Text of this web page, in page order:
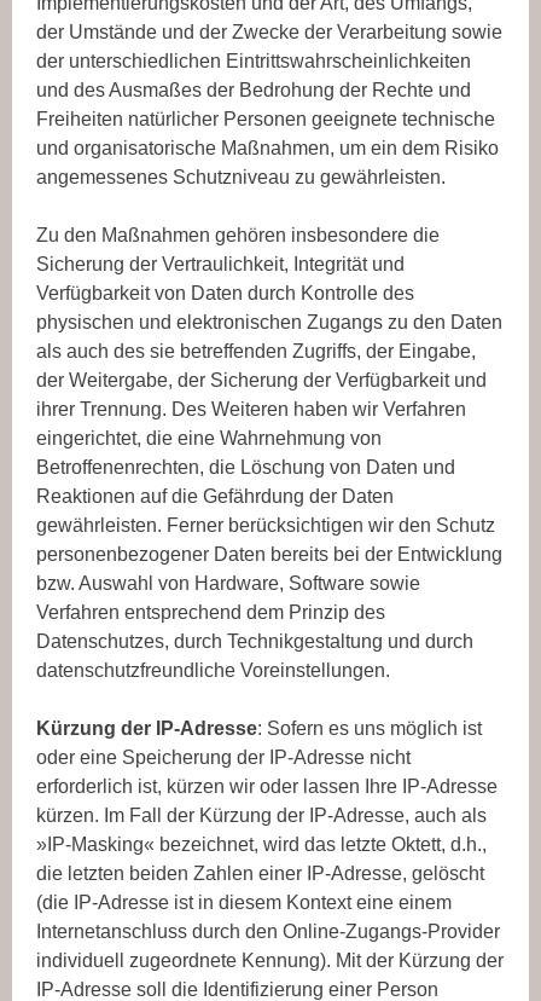
der Umstände und der Zwecke der Verarbeitung sowie
der unterschiedlichen Eintrittswahrscheinlichkeiten
und des Ausmaßes der Bedrohung der Rechte und
Freiheiten natürlicher Personen geeignete technische
und organisatorische Maßnahmen, um ein dem Risiko
angemessenes Schutzniveau zu gewährleisten.
Zu den Maßnahmen gehören insbesondere die
Sicherung der Vertraulichkeit, Integrität und
Verfügbarkeit von Daten durch Kontrolle des
physischen und elektronischen Zugangs zu den Daten
als auch des sie betreffenden Zugriffs, der Eingabe,
der Weitergabe, der Sicherung der Verfügbarkeit und
ihrer Trennung. Des Weiteren haben wir Verfahren
eingerichtet, die eine Wahrnehmung von
Betroffenenrechten, die Löschung von Daten und
Reaktionen auf die Gefährdung der Daten
gewährleisten. Ferner berücksichtigen wir den Schutz
personenbezogener Daten bereits bei der Entwicklung
bzw. Auswahl von Hardware, Software sowie
Verfahren entsprechend dem Prinzip des
Datenschutzes, durch Technikgestaltung und durch
datenschutzfreundliche Voreinstellungen.
Kürzung der IP-Adresse: Sofern es uns möglich ist
oder eine Speicherung der IP-Adresse nicht
erforderlich ist, kürzen wir oder lassen Ihre IP-Adresse
kürzen. Im Fall der Kürzung der IP-Adresse, auch als
»IP-Masking« bezeichnet, wird das letzte Oktett, d.h.,
die letzten beiden Zahlen einer IP-Adresse, gelöscht
(die IP-Adresse ist in diesem Kontext eine einem
Internetanschluss durch den Online-Zugangs-Provider
individuell zugeordnete Kennung). Mit der Kürzung der
IP-Adresse soll die Identifizierung einer Person